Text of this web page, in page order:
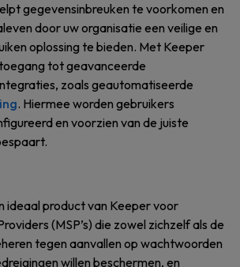
gegevensinbreuken te voorkomen en
door uw organisatie een veilige en
oplossing te bieden. Met Keeper
tot geavanceerde
zoals geautomatiseerde
. Hiermee worden gebruikers
en voorzien van de juiste
ideaal product van Keeper voor
(MSP’s) die zowel zichzelf als de
tegen aanvallen op wachtwoorden
willen beschermen, en